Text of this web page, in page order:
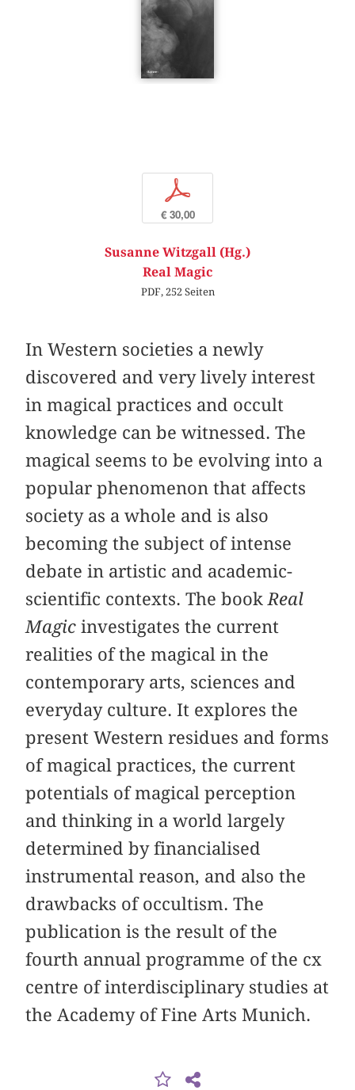
p
€ 30,00
Susanne Witzgall (Hg.)
Real Magic
PDF, 252 Seiten
In Western societies a newly
discovered and very lively interest
in magical practices and occult
knowledge can be witnessed. The
magical seems to be evolving into a
popular phenomenon that affects
society as a whole and is also
becoming the subject of intense
debate in artistic and academic-
scientific contexts. The book Real
Magic investigates the current
realities of the magical in the
contemporary arts, sciences and
everyday culture. It explores the
present Western residues and forms
of magical practices, the current
potentials of magical perception
and thinking in a world largely
determined by financialised
instrumental reason, and also the
drawbacks of occultism. The
publication is the result of the
fourth annual programme of the cx
centre of interdisciplinary studies at
the Academy of Fine Arts Munich.